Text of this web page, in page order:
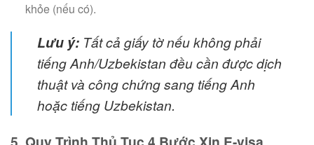
khỏe (nếu có).
Lưu ý: Tất cả giấy tờ nếu không phải
tiếng Anh/Uzbekistan đều cần được dịch
thuật và công chứng sang tiếng Anh
hoặc tiếng Uzbekistan.